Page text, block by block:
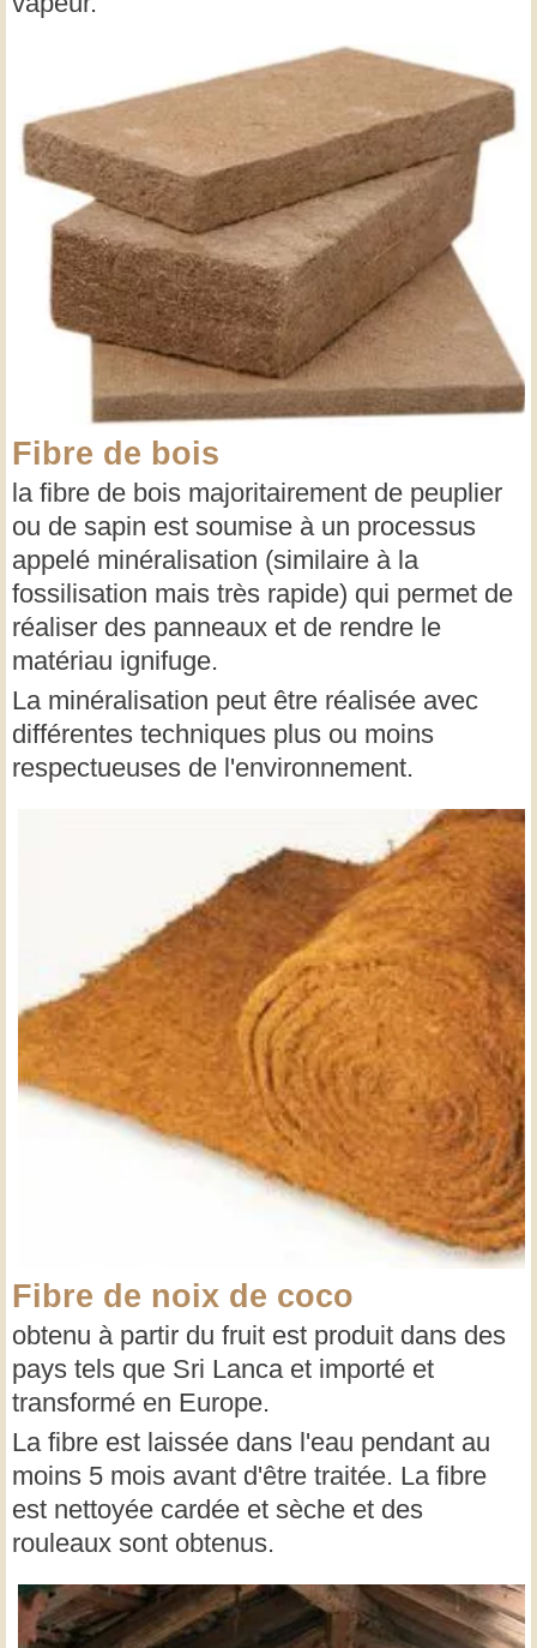
Fibre de bois
la fibre de bois majoritairement de peuplier
ou de sapin est soumise à un processus
appelé minéralisation (similaire à la
fossilisation mais très rapide) qui permet de
réaliser des panneaux et de rendre le
matériau ignifuge.
La minéralisation peut être réalisée avec
différentes techniques plus ou moins
respectueuses de l'environnement.
Fibre de noix de coco
obtenu à partir du fruit est produit dans des
pays tels que Sri Lanca et importé et
transformé en Europe.
La fibre est laissée dans l'eau pendant au
moins 5 mois avant d'être traitée. La fibre
est nettoyée cardée et sèche et des
rouleaux sont obtenus.